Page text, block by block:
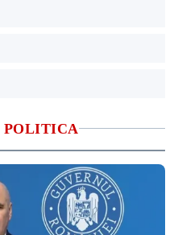
POLITICA